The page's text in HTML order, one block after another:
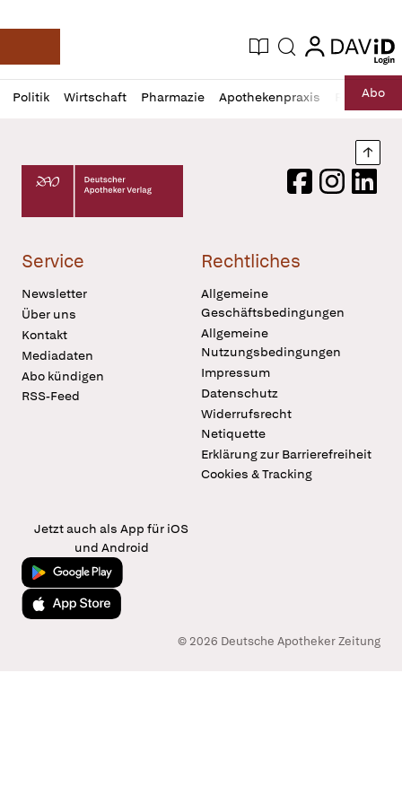
Deutsche Apotheker Zeitung
Aktuelle Ausgabe
Suche login
login
Politik Wirtschaft Pharmazie Apothekenpraxis RechtAbo
Profil
öffnen
Daz
Pur
Deutscher Apotheker Verlag Logo
FacebookInstagram
Service
Newsletter
Über uns
Kontakt
Mediadaten
Abo kündigen
RSS-Feed
Rechtliches
Allgemeine
Geschäftsbedingungen
Allgemeine
Nutzungsbedingungen
Impressum
Datenschutz
Widerrufsrecht
Netiquette
Erklärung zur Barrierefreiheit
Cookies & Tracking
Jetzt auch als App für iOS
und Android
Jetzt bei Google Play
Laden im App Store
© 2026 Deutsche Apotheker Zeitung